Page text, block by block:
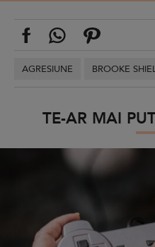
AGRESIUNE BROOKE
TE-AR MAI